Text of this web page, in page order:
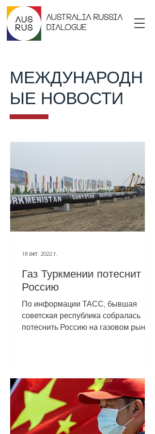
МЕЖДУНАРОДН
ЫЕ НОВОСТИ
Газ Туркмении потеснит
Россию
По информации ТАСС, бывшая
советская республика собралась
потеснить Россию на газовом рынке
18 окт. 2022 г.